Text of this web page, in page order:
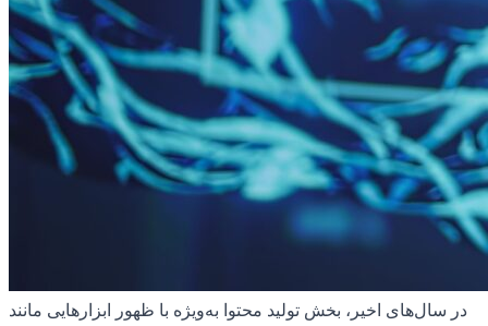
در سال‌های اخیر، بخش تولید محتوا به‌ویژه با ظهور ابزارهایی مانند